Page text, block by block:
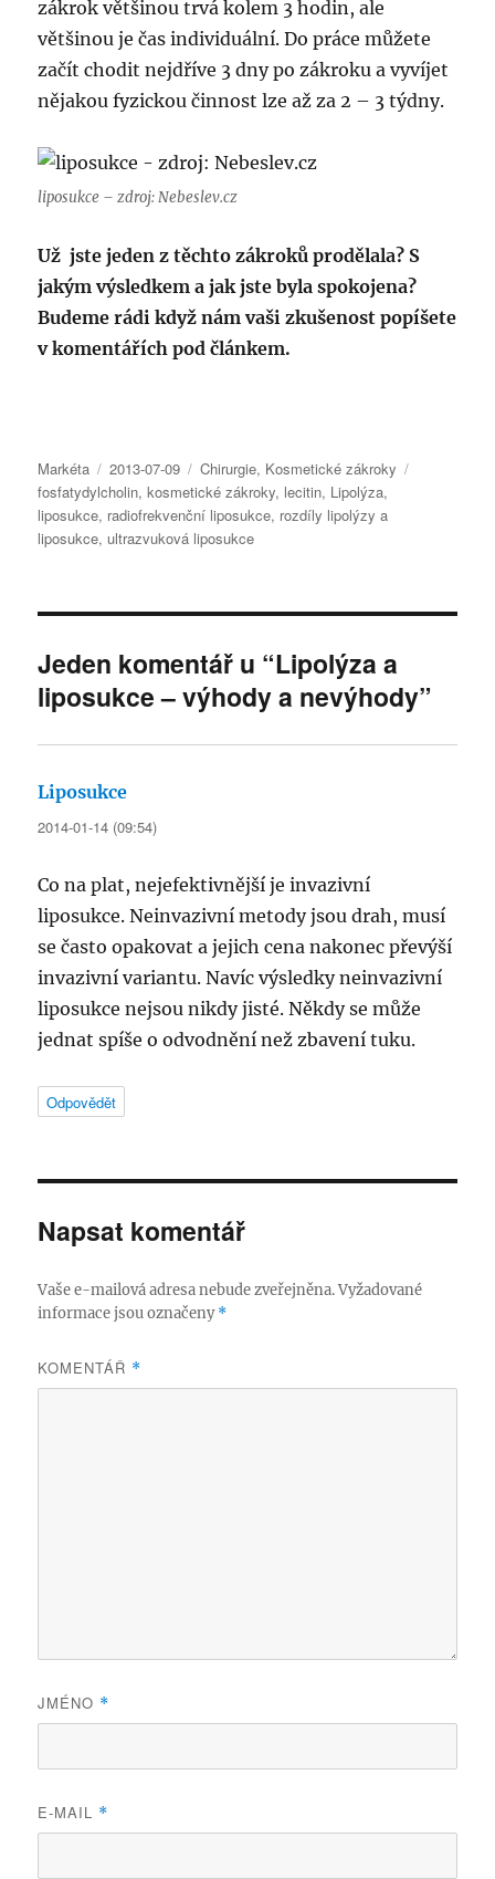
zákrok většinou trvá kolem 3 hodin, ale
většinou je čas individuální. Do práce můžete
začít chodit nejdříve 3 dny po zákroku a vyvíjet
nějakou fyzickou činnost lze až za 2 – 3 týdny.
liposukce – zdroj: Nebeslev.cz
Už jste jeden z těchto zákroků prodělala? S
jakým výsledkem a jak jste byla spokojena?
Budeme rádi když nám vaši zkušenost popíšete
v komentářích pod článkem.
Autor:
Markéta Publikováno:
2013-07-09 Rubriky:
Chirurgie, Kosmetické zákroky
fosfatydylcholin,kosmetické zákroky, lecitin, Lipolýza,
liposukce, radiofrekvenční liposukce, rozdíly lipolýzy a
liposukce, ultrazvuková liposukce
Jeden komentář u “Lipolýza a
liposukce – výhody a nevýhody”
Liposukce
2014-01-14 (09:54)
Co na plat, nejefektivnější je invazivní
liposukce. Neinvazivní metody jsou drah, musí
se často opakovat a jejich cena nakonec převýší
invazivní variantu. Navíc výsledky neinvazivní
liposukce nejsou nikdy jisté. Někdy se může
jednat spíše o odvodnění než zbavení tuku.
Odpovědět
Napsat komentář
Vaše e-mailová adresa nebude zveřejněna. Vyžadované
informace jsou označeny*
KOMENTÁŘ *
JMÉNO *
E-MAIL *